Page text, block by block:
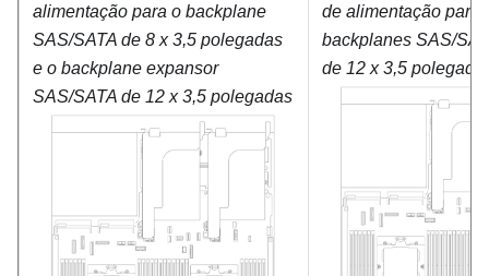
alimentação para o backplane
SAS/SATA de 8 x 3,5 polegadas
e o backplane expansor
SAS/SATA de 12 x 3,5 polegadas
de alimentação para
backplanes SAS/
de 12 x 3,5